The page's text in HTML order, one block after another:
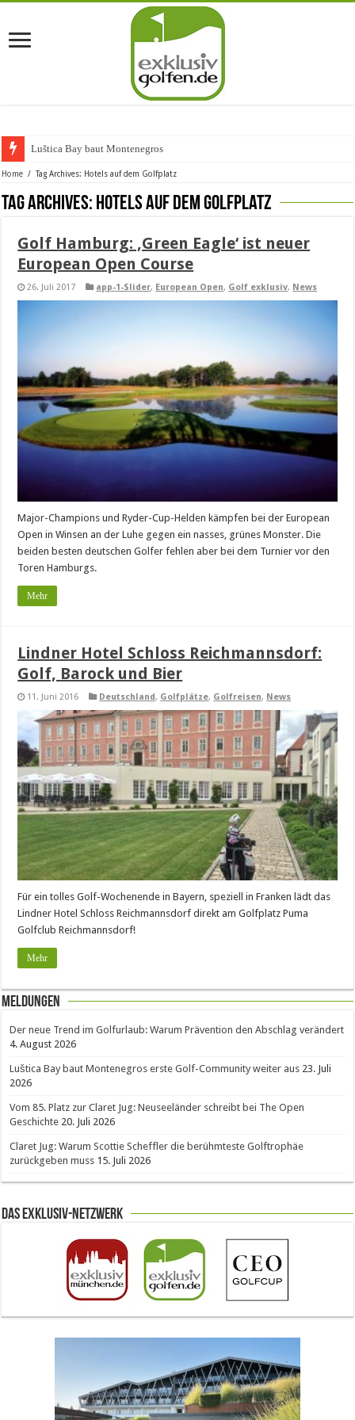
Luštica Bay baut Montenegros erste G
Home / Tag Archives: Hotels auf dem Golfplatz
Tag Archives: Hotels auf dem Golfplatz
Golf Hamburg: ‚Green Eagle‘ ist neuer
European Open Course
26. Juli 2017 app-1-Slider, European Open, Golf exklusiv, News
Major-Champions und Ryder-Cup-Helden kämpfen bei der European
Open in Winsen an der Luhe gegen ein nasses, grünes Monster. Die
beiden besten deutschen Golfer fehlen aber bei dem Turnier vor den
Toren Hamburgs.
Mehr
Lindner Hotel Schloss Reichmannsdorf:
Golf, Barock und Bier
11. Juni 2016 Deutschland, Golfplätze, Golfreisen, News
Für ein tolles Golf-Wochenende in Bayern, speziell in Franken lädt das
Lindner Hotel Schloss Reichmannsdorf direkt am Golfplatz Puma
Golfclub Reichmannsdorf!
Mehr
Meldungen
Der neue Trend im Golfurlaub: Warum Prävention den Abschlag verändert
4. August 2026
Luštica Bay baut Montenegros erste Golf-Community weiter aus 23. Juli
2026
Vom 85. Platz zur Claret Jug: Neuseeländer schreibt bei The Open
Geschichte 20. Juli 2026
Claret Jug: Warum Scottie Scheffler die berühmteste Golftrophäe
zurückgeben muss 15. Juli 2026
Das Exklusiv-Netzwerk